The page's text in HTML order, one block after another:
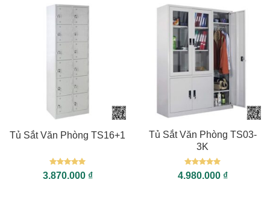
Tủ Sắt Văn Phòng TS16+1
Được xếp
hạng55
3.870.000 ₫
Tủ Sắt Văn Phòng TS03-
3K
Được xếp
hạng55
4.980.000 ₫